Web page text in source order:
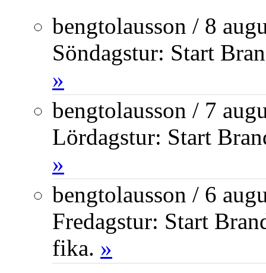
bengtolausson / 8
Söndagstur: Start
»
bengtolausson / 7
Lördagstur: Start
»
bengtolausson / 6
Fredagstur: Start
fika. »